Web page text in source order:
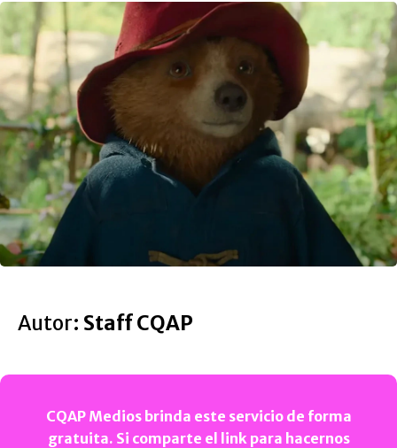
Autor: Staff CQAP
CQAP Medios brinda este servicio de forma
gratuita. Si comparte el link para hacernos